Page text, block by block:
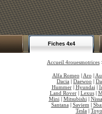
Fiches 4x4
Accueil 4rouesmotrices
Alfa Romeo | Aro |
Dacia | Daewoo |
Hummer| Hyundai |
Land Rover| Lexus|
Mini | Mitsubishi |
Santana | Saviem |
Tesla |